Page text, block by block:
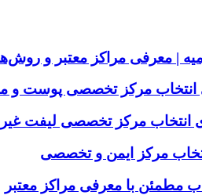
| معرفی مراکز معتبر و
انتخاب مرکز تخصصی پوست و
انتخاب مرکز تخصصی لیفت
مرکز ایمن و تخصصی
مطمئن با معرفی مراکز معتبر